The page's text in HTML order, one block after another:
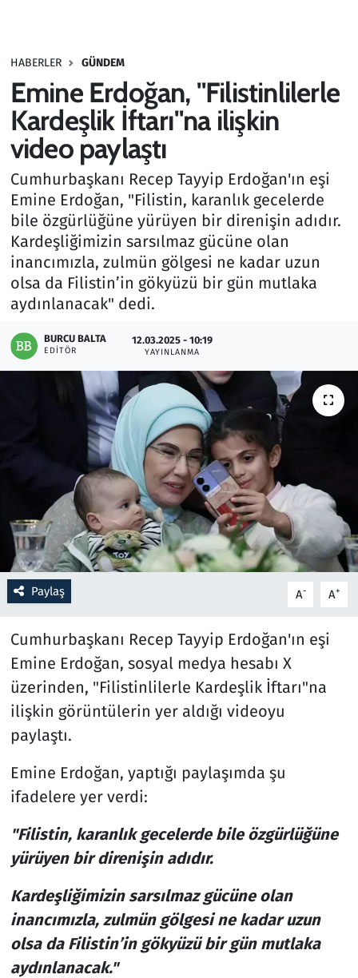
HABERLER GÜNDEM
Emine Erdoğan, "Filistinlilerle
Kardeşlik İftarı"na ilişkin
video paylaştı
Cumhurbaşkanı Recep Tayyip Erdoğan'ın eşi
Emine Erdoğan, "Filistin, karanlık gecelerde
bile özgürlüğüne yürüyen bir direnişin adıdır.
Kardeşliğimizin sarsılmaz gücüne olan
inancımızla, zulmün gölgesi ne kadar uzun
olsa da Filistin’in gökyüzü bir gün mutlaka
aydınlanacak" dedi.
BURCU BALTA
EDITÖR
12.03.2025 - 10:19
YAYINLANMA
Paylaş A- A+
Cumhurbaşkanı Recep Tayyip Erdoğan'ın eşi
Emine Erdoğan, sosyal medya hesabı X
üzerinden, "Filistinlilerle Kardeşlik İftarı"na
ilişkin görüntülerin yer aldığı videoyu
paylaştı.
Emine Erdoğan, yaptığı paylaşımda şu
ifadelere yer verdi:
"Filistin, karanlık gecelerde bile özgürlüğüne
yürüyen bir direnişin adıdır.
Kardeşliğimizin sarsılmaz gücüne olan
inancımızla, zulmün gölgesi ne kadar uzun
olsa da Filistin’in gökyüzü bir gün mutlaka
aydınlanacak."
Haber
Kültür Sanat
Kurumsal Haberler
Lezzet Durağı
Memur ve Kamu
Otomobil
Oyun
Ramazan
Resmi İlanlar
Rüya Tabirleri
Sağlık
Savunma Sanayi
Seçim 2023
Spor
Teknoloji ve Bilim
Televizyon